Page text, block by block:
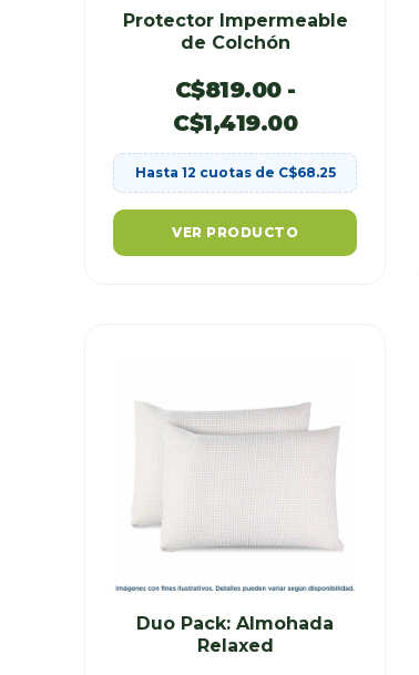
Protector Impermeable
de Colchón
C$819.00 -
C$1,419.00
Hasta 12 cuotas de C$68.25
VER PRODUCTO
Duo Pack: Almohada
Relaxed